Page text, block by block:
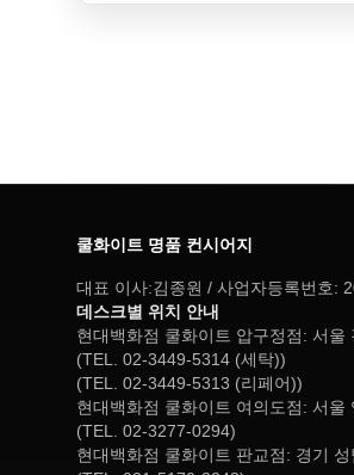
쿨화이트 명품 컨시어지
대표 이사:김종원 / 사업자등록번호:
데스크별 위치 안내
현대백화점 쿨화이트 압구정점: 서
(TEL. 02-3449-5314 (세탁))
(TEL. 02-3449-5313 (리페어))
현대백화점 쿨화이트 여의도점: 서
(TEL. 02-3277-0294)
현대백화점 쿨화이트 판교점: 경기